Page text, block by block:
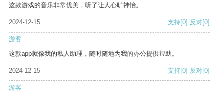
这款游戏的音乐非常优美，听了让人心旷神怡。
2024-12-15 支持[0] 反对[0]
游客
这款app就像我的私人助理，随时随地为我的办公提供帮助。
2024-12-15 支持[0] 反对[0]
游客